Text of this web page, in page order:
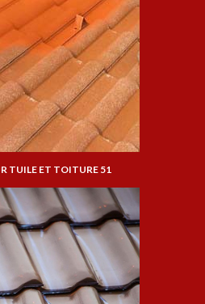
TUILE ET TOITURE 51